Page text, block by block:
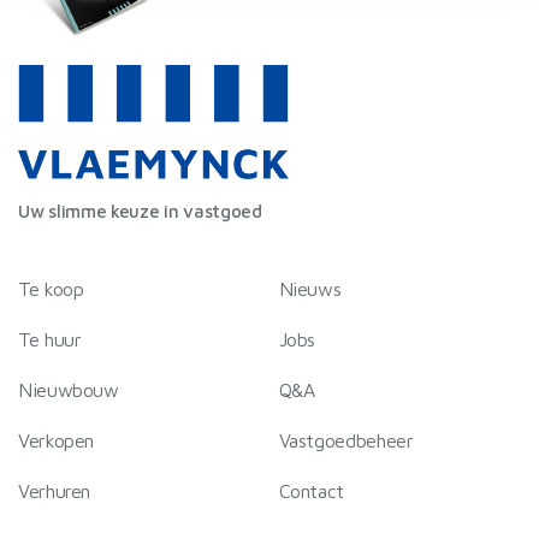
en om ons websiteverkeer te analyseren. Ook delen we
informatie over uw gebruik van onze site met onze
partners voor social media, adverteren en analyse. Deze
informatie die u aan ze heeft verstrekt of die ze hebben
verzameld op basis van uw gebruik van hun services.
Uw slimme keuze in vastgoed
Te koop
Te huur
Nieuwbouw
Verkopen
Verhuren
Nieuws
Jobs
Q&A
Vastgoedbeheer
Contact